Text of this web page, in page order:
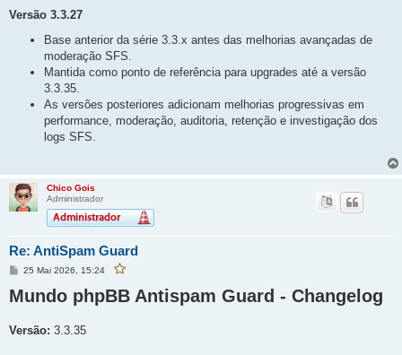
Versão 3.3.27
Base anterior da série 3.3.x antes das melhorias avançadas de
moderação SFS.
Mantida como ponto de referência para upgrades até a versão
3.3.35.
As versões posteriores adicionam melhorias progressivas em
performance, moderação, auditoria, retenção e investigação dos
logs SFS.
Chico Gois
Administrador
Re: AntiSpam Guard
M
n
s
e
25 Mai 2026, 15:24
F
v
o
Mundo phpBB Antispam Guard - Changelog
Versão: 3.3.35